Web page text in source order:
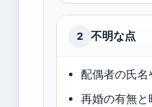
2 不明な点
配偶者の氏
再婚の有無